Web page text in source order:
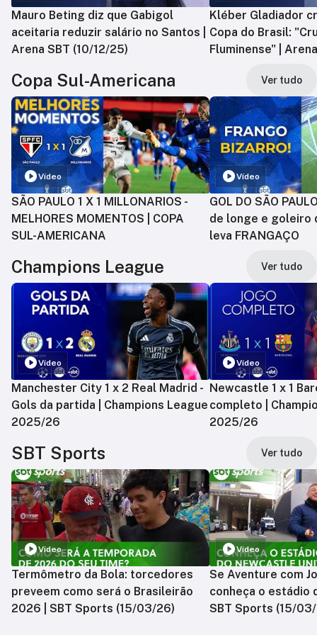
Mauro Beting diz que Gabigol
aceitaria reduzir salário no Santos |
Arena SBT (10/12/25)
Kléber Gladiador
Copa do Brasil:
Fluminense" |
Copa Sul-Americana Ver tudo
Vídeo
SÃO PAULO 1 X 1 MILLONARIOS -
MELHORES MOMENTOS | COPA
SUL-AMERICANA
Vídeo
GOL DO SÃO
de longe e goleiro
leva FRANGAÇO
Champions League Ver tudo
Vídeo
Manchester City 1 x 2 Real Madrid -
Gols da partida | Champions League
2025/26
Vídeo
Newcastle 1 x 1
completo |
2025/26
SBT Sports Ver tudo
Vídeo
Termômetro da Bola: torcedores
preveem como será o Brasileirão
2026 | SBT Sports (15/03/26)
Vídeo
Se Aventure com
conheça o estádio
SBT Sports (15/